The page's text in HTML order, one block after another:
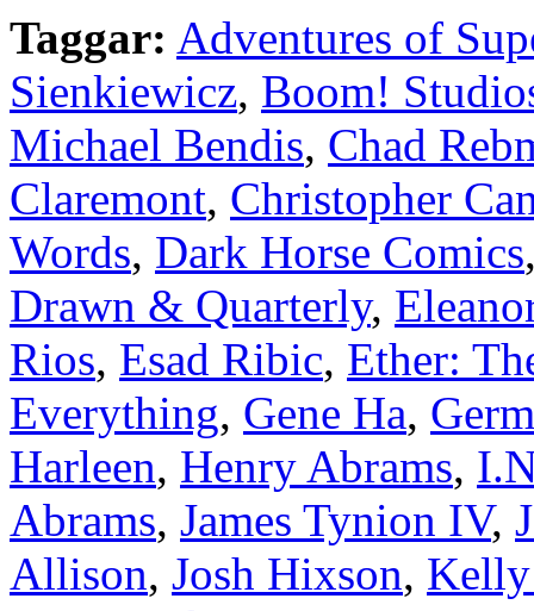
Taggar: Adventures of
Sienkiewicz, Boom!
Michael Bendis, Chad
Claremont, Christopher
Words, Dark Horse Comics
Drawn & Quarterly,
Rios, Esad Ribic, Ether:
Everything, Gene Ha,
Harleen, Henry Abrams,
Abrams, James Tynion IV,
Allison, Josh Hixson, Kelly